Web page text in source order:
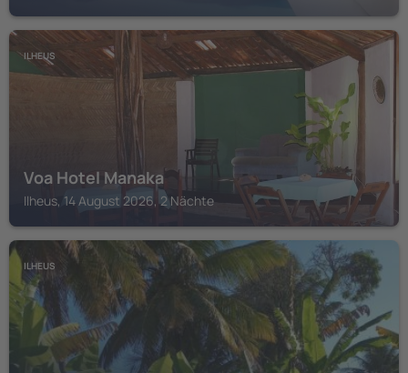
ILHEUS
Voa Hotel Manaka
Ilheus, 14 August 2026, 2 Nächte
ILHEUS